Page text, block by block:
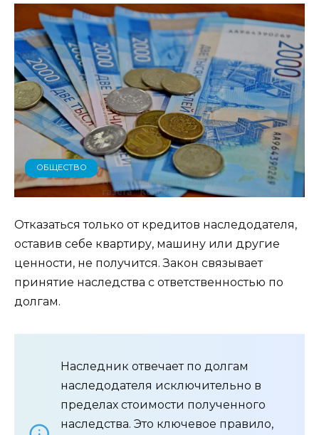
ОБЩЕСТВО
Отказаться только от кредитов наследодателя,
оставив себе квартиру, машину или другие
ценности, не получится. Закон связывает
принятие наследства с ответственностью по
долгам.
Наследник отвечает по долгам
наследодателя исключительно в
пределах стоимости полученного
наследства. Это ключевое правило,